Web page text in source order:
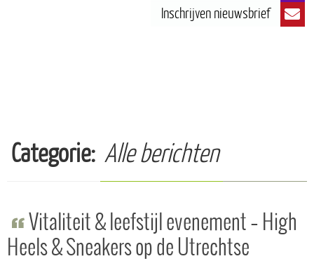
Categorie: Alle berichten
Vitaliteit & leefstijl evenement – High
Heels & Sneakers op de Utrechtse